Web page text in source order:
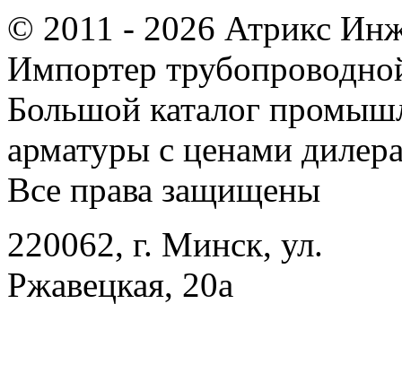
© 2011 - 2026 Атрикс
Импортер
Большой каталог
арматуры с ценами
Все права защищены
220062, г. Минск, ул.
Ржавецкая, 20а